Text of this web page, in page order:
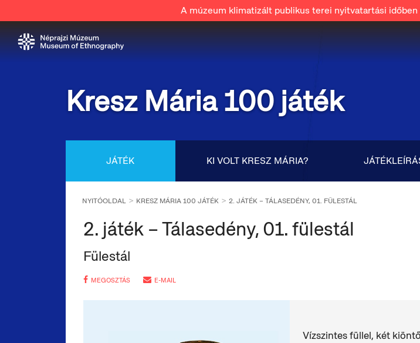
A múzeum klimatizált publikus terei nyitvatartási időben
Kresz Mária 100 játék
JÁTÉK KI VOLT KRESZ MÁRIA?
NYITÓOLDAL KRESZ MÁRIA 100 JÁTÉK 2. JÁTÉK – TÁLASEDÉNY, 01. FÜLESTÁL
2. játék – Tálasedény, 01. fülestál
Fülestál
MEGOSZTÁS E-MAIL
Vízszintes füllel, két